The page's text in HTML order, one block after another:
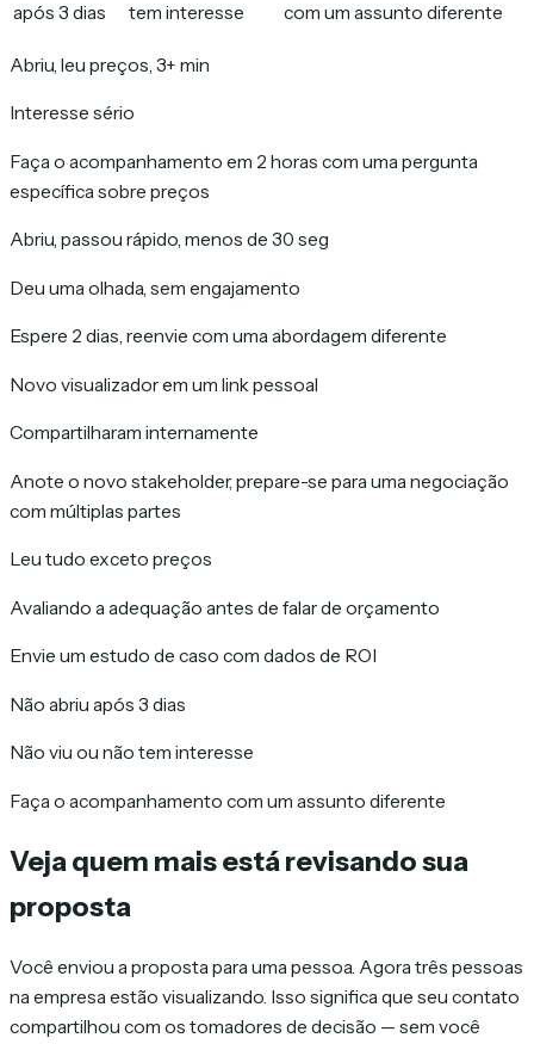
após 3 dias
tem interesse
com um assunto diferente
Abriu, leu preços, 3+ min
Interesse sério
Faça o acompanhamento em 2 horas com uma pergunta
específica sobre preços
Abriu, passou rápido, menos de 30 seg
Deu uma olhada, sem engajamento
Espere 2 dias, reenvie com uma abordagem diferente
Novo visualizador em um link pessoal
Compartilharam internamente
Anote o novo stakeholder, prepare-se para uma negociação
com múltiplas partes
Leu tudo exceto preços
Avaliando a adequação antes de falar de orçamento
Envie um estudo de caso com dados de ROI
Não abriu após 3 dias
Não viu ou não tem interesse
Faça o acompanhamento com um assunto diferente
Veja quem mais está revisando sua
proposta
Você enviou a proposta para uma pessoa. Agora três pessoas
na empresa estão visualizando. Isso significa que seu contato
compartilhou com os tomadores de decisão — sem você